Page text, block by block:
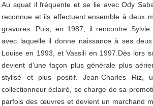
Au squat il fréquente et se lie avec Ody
reconnue et ils effectuent ensemble à deux
gravures. Puis, en 1987, il rencontre Sylvie
avec laquelle il donne naissance à ses deux
Louise en 1993, et Vassili en 1997.Dès lors
devient d'une façon plus générale plus
stylisé et plus positif. Jean-Charles Riz,
collectionneur éclairé, se charge de sa
parfois des œuvres et devient un marchand